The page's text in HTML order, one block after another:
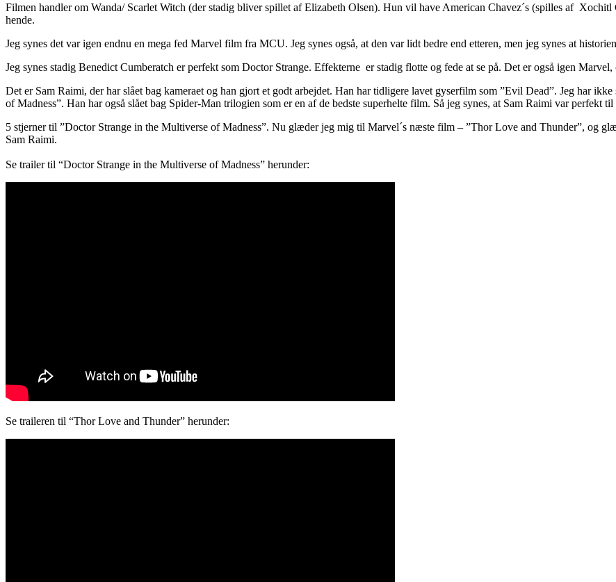
Filmen handler om Wanda/ Scarlet Witch (der stadig bliver spillet af Elizabeth Olsen). Hun vil have American Chavez´s (spilles af
hende.
Jeg synes det var igen endnu en mega fed Marvel film fra MCU. Jeg synes også, at den var lidt bedre end etteren, men jeg synes at
Jeg synes stadig Benedict Cumberatch er perfekt som Doctor Strange. Effekterne er stadig flotte og fede at se på. Det er også igen
Det er Sam Raimi, der har slået bag kameraet og han gjort et godt arbejdet. Han har tidligere lavet gyserfilm som ”Evil Dead”. Jeg har
of Madness”. Han har også slået bag Spider-Man trilogien som er en af de bedste superhelte film. Så jeg synes, at Sam Raimi var perfekt til
5 stjerner til ”Doctor Strange in the Multiverse of Madness”. Nu glæder jeg mig til Marvel´s næste film – ”Thor Love and Thunder”, og
Sam Raimi.
Se trailer til “Doctor Strange in the Multiverse of Madness” herunder:
Se traileren til “Thor Love and Thunder” herunder: